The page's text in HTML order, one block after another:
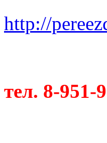
http://
тел. 8-951-